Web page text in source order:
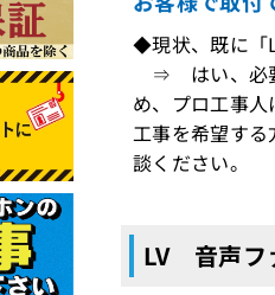
◆現状、既に「
⇒ はい、必要
め、プロ工事人
工事を希望す
談ください。
LV 音声フ